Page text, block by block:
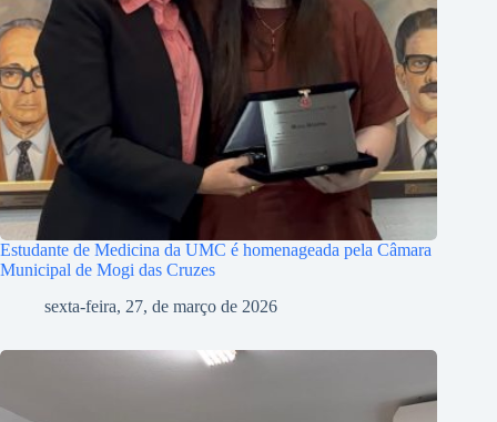
Estudante de Medicina da UMC é homenageada pela Câmara
Municipal de Mogi das Cruzes
sexta-feira, 27, de março de 2026